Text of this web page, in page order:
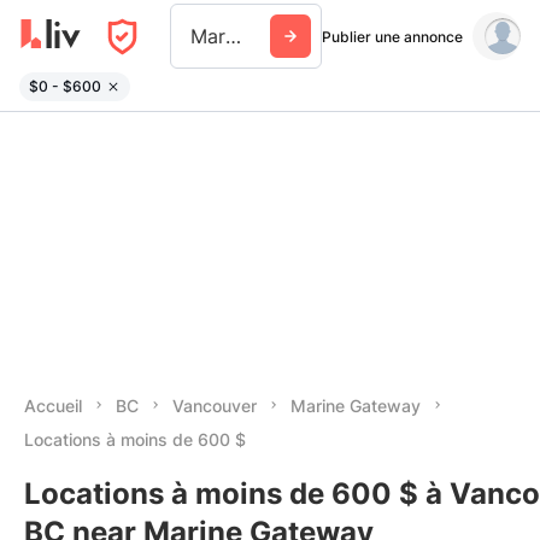
Marine Gateway Publier une annonce
$0 - $600
Accueil BC Vancouver
Marine Gateway
Locations à moins de 600 $
Locations à moins de 600 $ à
BC near Marine Gateway